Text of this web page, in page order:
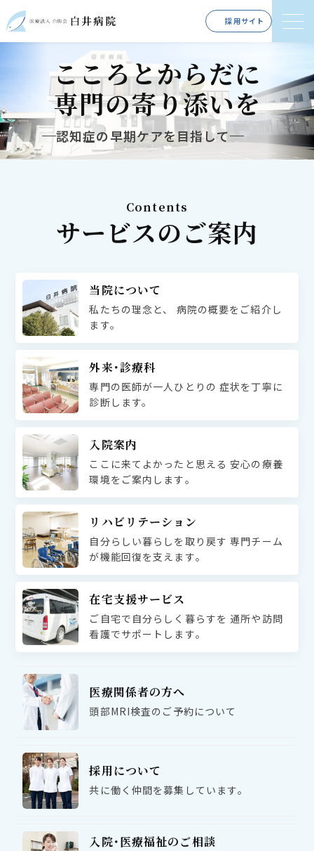
採用サイト
こころとからだに
専門の寄り添いを
認知症の早期ケアを目指して
Contents
サービスのご案内
当院について
私たちの理念と、
病院の概要をご紹介し
ます。
外来･診療科
専門の医師が一人ひとりの 症状を丁寧に
診断します。
入院案内
ここに来てよかったと思える 安心の療養
環境をご案内します｡
リハビリテーション
自分らしい暮らしを取り戻す 専門チーム
が機能回復を支えます｡
在宅支援サービス
ご自宅で自分らしく暮らすを 通所や訪問
看護でサポートします｡
医療関係者の方へ
頭部MRI検査のご予約について
採用について
共に働く仲間を募集しています｡
入院･医療福祉のご相談